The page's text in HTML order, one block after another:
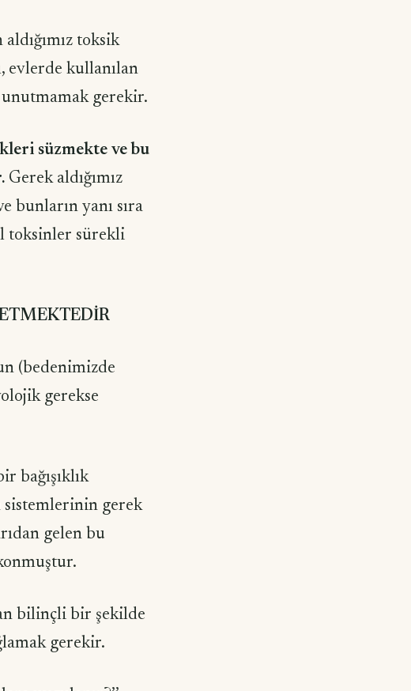
toksik
evlerde kullanılan
gerekir.
süzmekte ve bu
Gerek aldığımız
bunların yanı sıra
toksinler sürekli
(bedenimizde
gerekse
bağışıklık
sistemlerinin gerek
gelen bu
bilinçli bir şekilde
gerekir.